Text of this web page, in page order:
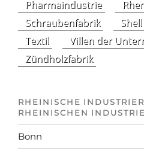
Pharmaindustrie
Schraubenfabrik
Shell
Textil
Villen der
Zündholzfabrik
RHEINISCHE
RHEINISCHEN
Bonn